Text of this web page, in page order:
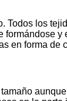
Todos los
formándose
en forma de